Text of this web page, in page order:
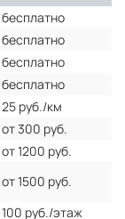
бесплатно
бесплатно
бесплатно
бесплатно
25 руб./км
от 300 руб.
от 1200 руб.
от 1500 руб.
100 руб./этаж